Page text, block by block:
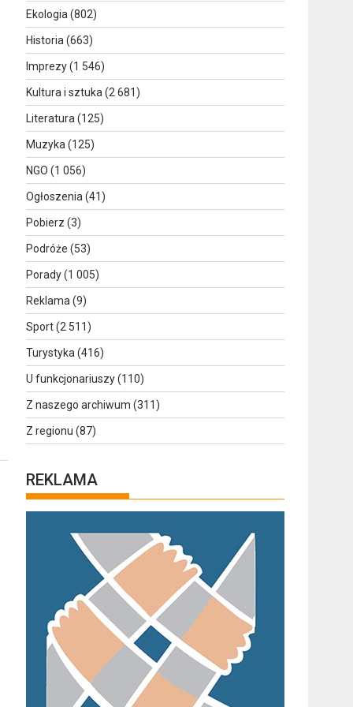
Ekologia (802)
Historia (663)
Imprezy(1 546)
Kultura i sztuka (2 681)
Literatura (125)
Muzyka (125)
NGO (1 056)
Ogłoszenia (41)
Pobierz (3)
Podróże (53)
Porady(1 005)
Reklama (9)
Sport(2 511)
Turystyka (416)
U funkcjonariuszy(110)
Z naszego archiwum (311)
Z regionu (87)
REKLAMA